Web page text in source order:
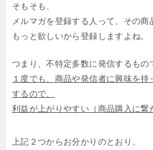
そもそも、
メルマガを登録する人って、その
もっと欲しいから登録しますよね。
つまり、不特定多数に発信するもの
１度でも、商品や発信者に興味を
するので、
利益が上がりやすい（商品購入に繋
上記２つからお分かりのとおり、